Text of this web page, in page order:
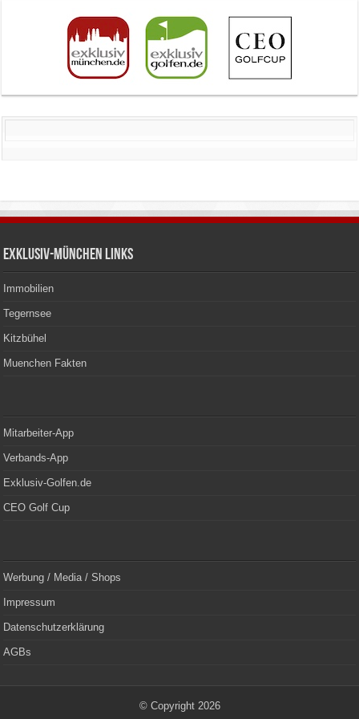
Exklusiv-München Links
Immobilien
Tegernsee
Kitzbühel
Muenchen Fakten
Mitarbeiter-App
Verbands-App
Exklusiv-Golfen.de
CEO Golf Cup
Werbung / Media / Shops
Impressum
Datenschutzerklärung
AGBs
© Copyright 2026